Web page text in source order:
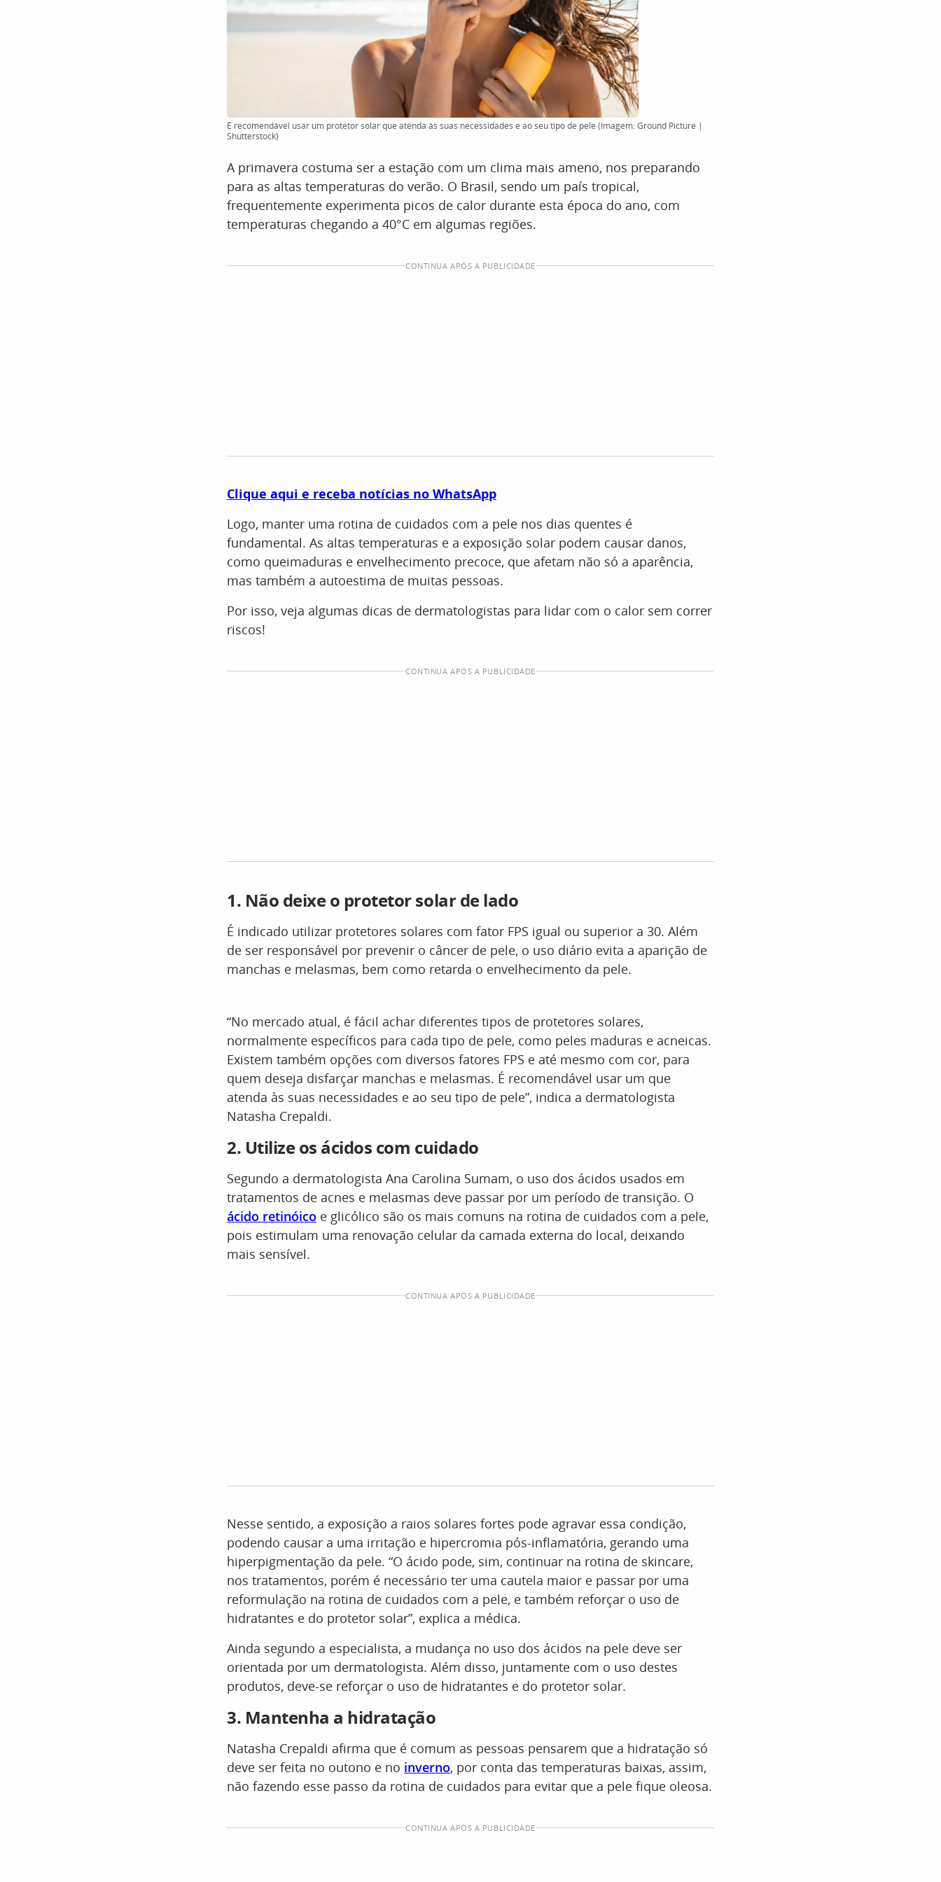
É recomendável usar um protetor solar que atenda às suas necessidades e ao seu tipo de pele (Imagem: Ground Picture |
Shutterstock)
A primavera costuma ser a estação com um clima mais ameno, nos preparando
para as altas temperaturas do verão. O Brasil, sendo um país tropical,
frequentemente experimenta picos de calor durante esta época do ano, com
temperaturas chegando a 40°C em algumas regiões.
CONTINUA APÓS A PUBLICIDADE
Clique aqui e receba notícias no WhatsApp
Logo, manter uma rotina de cuidados com a pele nos dias quentes é
fundamental. As altas temperaturas e a exposição solar podem causar danos,
como queimaduras e envelhecimento precoce, que afetam não só a aparência,
mas também a autoestima de muitas pessoas.
Por isso, veja algumas dicas de dermatologistas para lidar com o calor sem correr
riscos!
CONTINUA APÓS A PUBLICIDADE
1. Não deixe o protetor solar de lado
É indicado utilizar protetores solares com fator FPS igual ou superior a 30. Além
de ser responsável por prevenir o câncer de pele, o uso diário evita a aparição de
manchas e melasmas, bem como retarda o envelhecimento da pele.
“No mercado atual, é fácil achar diferentes tipos de protetores solares,
normalmente específicos para cada tipo de pele, como peles maduras e acneicas.
Existem também opções com diversos fatores FPS e até mesmo com cor, para
quem deseja disfarçar manchas e melasmas. É recomendável usar um que
atenda às suas necessidades e ao seu tipo de pele”, indica a dermatologista
Natasha Crepaldi.
2. Utilize os ácidos com cuidado
Segundo a dermatologista Ana Carolina Sumam, o uso dos ácidos usados em
tratamentos de acnes e melasmas deve passar por um período de transição. O
ácido retinóico e glicólico são os mais comuns na rotina de cuidados com a pele,
pois estimulam uma renovação celular da camada externa do local, deixando
mais sensível.
CONTINUA APÓS A PUBLICIDADE
Nesse sentido, a exposição a raios solares fortes pode agravar essa condição,
podendo causar a uma irritação e hipercromia pós-inflamatória, gerando uma
hiperpigmentação da pele. “O ácido pode, sim, continuar na rotina de skincare,
nos tratamentos, porém é necessário ter uma cautela maior e passar por uma
reformulação na rotina de cuidados com a pele, e também reforçar o uso de
hidratantes e do protetor solar”, explica a médica.
Ainda segundo a especialista, a mudança no uso dos ácidos na pele deve ser
orientada por um dermatologista. Além disso, juntamente com o uso destes
produtos, deve-se reforçar o uso de hidratantes e do protetor solar.
3. Mantenha a hidratação
Natasha Crepaldi afirma que é comum as pessoas pensarem que a hidratação só
deve ser feita no outono e no inverno, por conta das temperaturas baixas, assim,
não fazendo esse passo da rotina de cuidados para evitar que a pele fique oleosa.
CONTINUA APÓS A PUBLICIDADE